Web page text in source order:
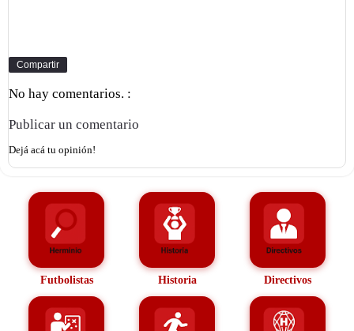
Compartir
No hay comentarios. :
Publicar un comentario
Dejá acá tu opinión!
Futbolistas Historia Directivos